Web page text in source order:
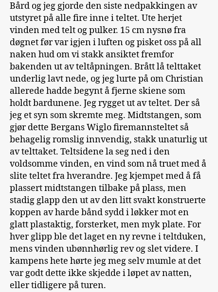
Bård og jeg gjorde den siste nedpakkingen av
utstyret på alle fire inne i teltet. Ute herjet
vinden med telt og pulker. 15 cm nysnø fra
døgnet før var igjen i luften og pisket oss på all
naken hud om vi stakk ansiktet fremfor
bakenden ut av teltåpningen. Brått lå telttaket
underlig lavt nede, og jeg lurte på om Christian
allerede hadde begynt å fjerne skiene som
holdt bardunene. Jeg rygget ut av teltet. Der så
jeg et syn som skremte meg. Midtstangen, som
gjør dette Bergans Wiglo firemannsteltet så
behagelig romslig innvendig, stakk unaturlig ut
av telttaket. Teltsidene la seg ned i den
voldsomme vinden, en vind som nå truet med å
slite teltet fra hverandre. Jeg kjempet med å få
plassert midtstangen tilbake på plass, men
stadig glapp den ut av den litt svakt konstruerte
koppen av harde bånd sydd i løkker mot en
glatt plastaktig, forsterket, men myk plate. For
hver glipp ble det laget en ny revne i teltduken,
mens vinden ubønnhørlig rev og slet videre. I
kampens hete hørte jeg meg selv mumle at det
var godt dette ikke skjedde i løpet av natten,
eller tidligere på turen.